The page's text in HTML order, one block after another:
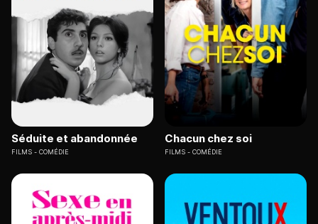
Séduite et abandonnée
FILMS COMÉDIE
Chacun chez soi
FILMS COMÉDIE